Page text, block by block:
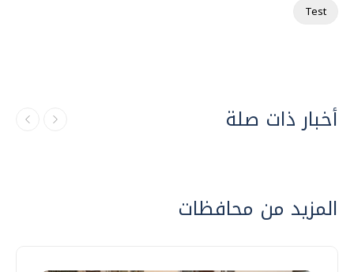
Test
أخبار ذات صلة
المزيد من محافظات